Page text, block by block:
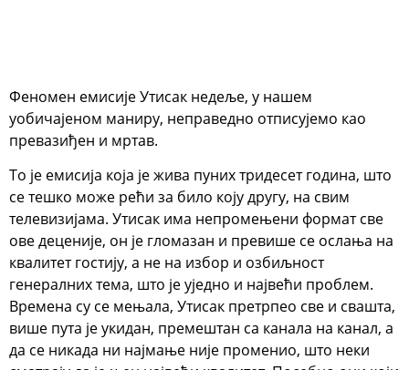
Феномен емисије Утисак недеље, у нашем
уобичајеном маниру, неправедно отписујемо као
превазиђен и мртав.
То је емисија која је жива пуних тридесет година, што
се тешко може рећи за било коју другу, на свим
телевизијама. Утисак има непромењени формат све
ове деценије, он је гломазан и превише се ослања на
квалитет гостију, а не на избор и озбиљност
генералних тема, што је уједно и највећи проблем.
Времена су се мењала, Утисак претрпео све и свашта,
више пута је укидан, премештан са канала на канал, а
да се никада ни најмање није променио, што неки